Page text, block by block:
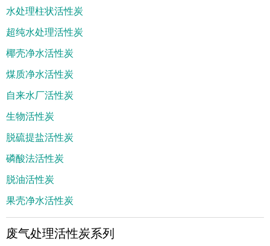
水处理柱状活性炭
超纯水处理活性炭
椰壳净水活性炭
煤质净水活性炭
自来水厂活性炭
生物活性炭
脱硫提盐活性炭
磷酸法活性炭
脱油活性炭
果壳净水活性炭
废气处理活性炭系列